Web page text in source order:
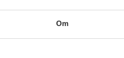
Om
sig-sjalv